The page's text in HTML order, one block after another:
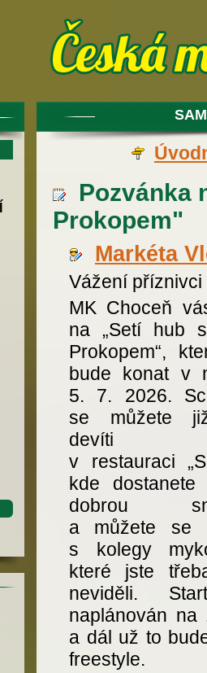
Pozvánka
Prokopem"
Markéta
Vážení příznivci
MK Choceň
na „Setí hub
Prokopem“,
bude konat v
5. 7. 2026.
se můžete
devíti
v restauraci
kde dostanete
dobrou
a můžete se
s kolegy
které jste
neviděli.
naplánován na
a dál už to
freestyle.